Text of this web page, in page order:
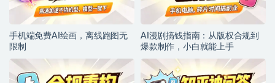
手机端免费AI绘画，离线跑图无
限制
AI漫剧搞钱指南：从版权合规到
爆款制作，小白就能上手